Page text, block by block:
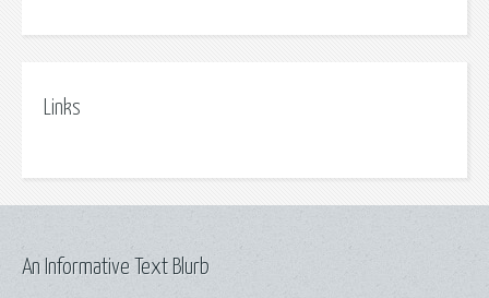
Links
An Informative Text Blurb